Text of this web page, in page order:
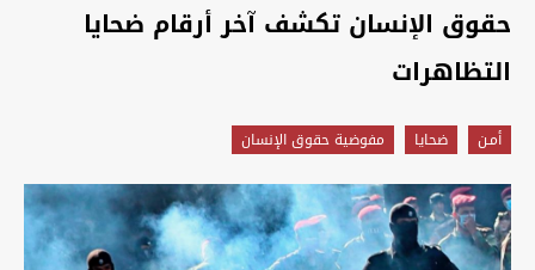
حقوق الإنسان تكشف آخر أرقام ضحايا
التظاهرات
أمـن ضحايا مفوضية حقوق الإنسان